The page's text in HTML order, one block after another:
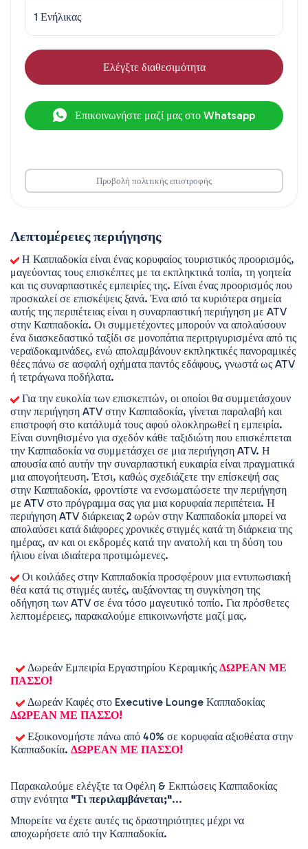
1 Ενήλικας
Ελέγξτε διαθεσιμότητα
Επικοινωνήστε μαζί μας στο Whatsapp
Προβολή πολιτικής επιστροφής
Λεπτομέρειες περιήγησης
Η Καππαδοκία είναι ένας κορυφαίος τουριστικός προορισμός,
μαγεύοντας τους επισκέπτες με τα εκπληκτικά τοπία, τη γοητεία
και τις συναρπαστικές εμπειρίες της. Είναι ένας προορισμός που
προσκαλεί σε επισκέψεις ξανά. Ένα από τα κυριότερα σημεία
αυτής της περιπέτειας είναι η συναρπαστική περιήγηση με ATV
στην Καππαδοκία. Οι συμμετέχοντες μπορούν να απολαύσουν
ένα διασκεδαστικό ταξίδι σε μονοπάτια περιτριγυρισμένα από τις
νεραϊδοκαμινάδες, ενώ απολαμβάνουν εκπληκτικές πανοραμικές
θέες πάνω σε ασφαλή οχήματα παντός εδάφους, γνωστά ως ATV
ή τετράγωνα ποδήλατα.
Για την ευκολία των επισκεπτών, οι οποίοι θα συμμετάσχουν
στην περιήγηση ATV στην Καππαδοκία, γίνεται παραλαβή και
επιστροφή στο κατάλυμά τους αφού ολοκληρωθεί η εμπειρία.
Είναι συνηθισμένο για σχεδόν κάθε ταξιδιώτη που επισκέπτεται
την Καππαδοκία να συμμετάσχει σε μια περιήγηση ATV. Η
απουσία από αυτήν την συναρπαστική ευκαιρία είναι πραγματικά
μια απογοήτευση. Έτσι, καθώς σχεδιάζετε την επίσκεψή σας
στην Καππαδοκία, φροντίστε να ενσωματώσετε την περιήγηση
με ATV στο πρόγραμμα σας για μια κορυφαία περιπέτεια. Η
περιήγηση ATV διάρκειας 2 ωρών στην Καππαδοκία μπορεί να
απολαύσει κατά διάφορες χρονικές στιγμές κατά τη διάρκεια της
ημέρας, αν και οι εκδρομές κατά την ανατολή και τη δύση του
ήλιου είναι ιδιαίτερα προτιμώμενες.
Οι κοιλάδες στην Καππαδοκία προσφέρουν μια εντυπωσιακή
θέα κατά τις στιγμές αυτές, αυξάνοντας τη συγκίνηση της
οδήγηση των ATV σε ένα τόσο μαγευτικό τοπίο. Για πρόσθετες
λεπτομέρειες, παρακαλούμε επικοινωνήστε μαζί μας.
Δωρεάν Εμπειρία Εργαστηρίου Κεραμικής ΔΩΡΕΑΝ ΜΕ
ΠΑΣΣΟ!
ΔΩΡΕΑΝ ΜΕ ΠΑΣΣΟ!
Εξοικονομήστε πάνω από 40% σε κορυφαία αξιοθέατα στην
Καππαδοκία. ΔΩΡΕΑΝ ΜΕ ΠΑΣΣΟ!
Παρακαλούμε ελέγξτε τα Οφέλη & Εκπτώσεις Καππαδοκίας
στην ενότητα "Τι περιλαμβάνεται;"...
Μπορείτε να έχετε αυτές τις δραστηριότητες μέχρι να
αποχωρήσετε από την Καππαδοκία.